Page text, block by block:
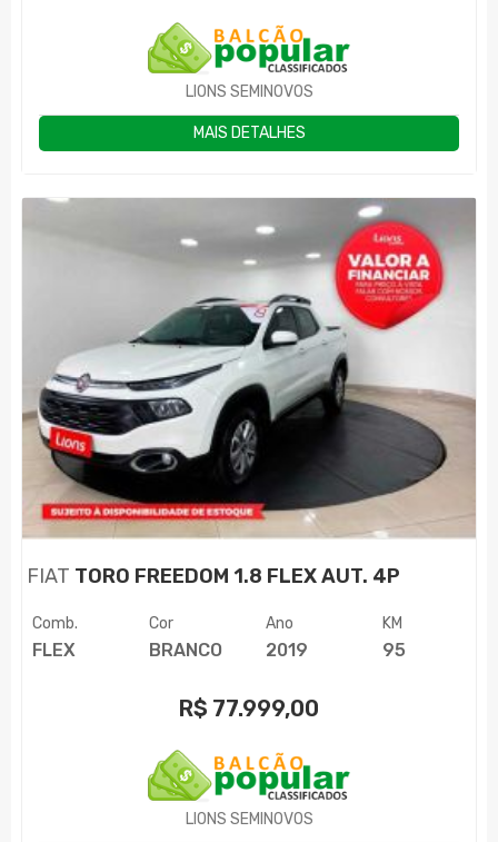
LIONS SEMINOVOS
MAIS DETALHES
FIAT TORO FREEDOM 1.8 FLEX AUT. 4P
Comb.
FLEX
Cor
BRANCO
Ano
2019
KM
95
R$ 77.999,00
LIONS SEMINOVOS